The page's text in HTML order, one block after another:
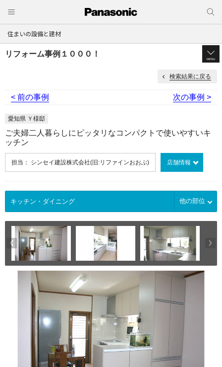
住まいの設備と建材
リフォーム事例１０００！
MENU
検索結果に戻る
< 前の事例 次の事例 >
愛知県 Ｙ様邸
ご夫婦二人暮らしにピッタリなコンパクトで使いやすいキ
ッチン
担当： シンセイ建設株式会社(旧:リファインおおぶ) 店舗情報
他の部位